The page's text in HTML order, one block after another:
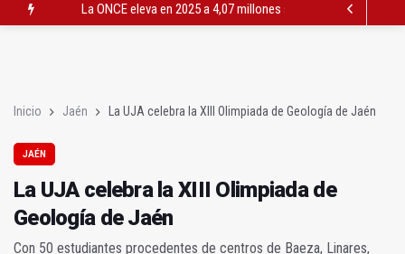
La ONCE eleva en 2025 a 4,07 millones su inversión social en
Inicio Jaén La UJA celebra la XIII Olimpiada de Geología de Jaén
JAÉN
La UJA celebra la XIII Olimpiada de
Geología de Jaén
Con 50 estudiantes procedentes de centros de Baeza, Linares,